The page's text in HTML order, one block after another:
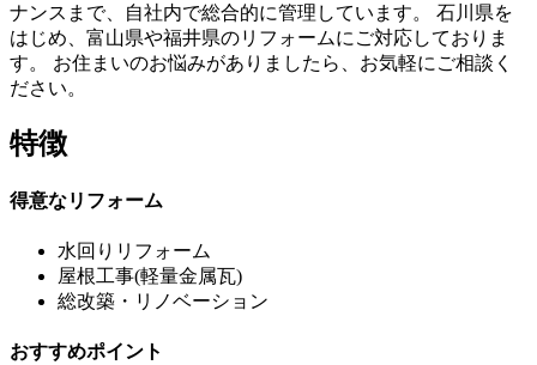
ナンスまで、自社内で総合的に管理しています。 石川県を
はじめ、富山県や福井県のリフォームにご対応しておりま
す。 お住まいのお悩みがありましたら、お気軽にご相談く
ださい。
特徴
得意なリフォーム
水回りリフォーム
屋根工事(軽量金属瓦)
総改築・リノベーション
おすすめポイント